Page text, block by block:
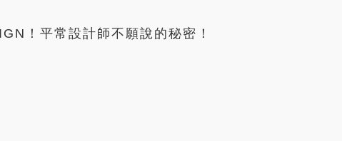
！平常設計師不願說的秘密！